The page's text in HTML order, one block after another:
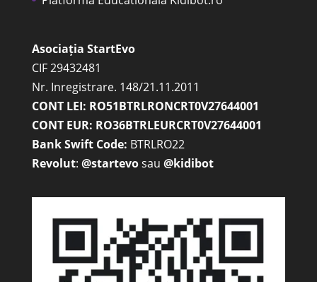
Asociația StartEvo
CIF 29432481
Nr. Inregistrare. 148/21.11.2011
CONT LEI: RO51BTRLRONCRT0V27644001
CONT EUR: RO36BTRLEURCRT0V27644001
Bank Swift Code: BTRLRO22
Revolut: @startevosau @kidibot